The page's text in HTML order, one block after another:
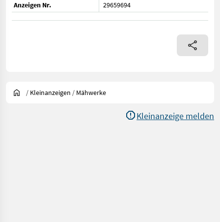
Anzeigen Nr.
29659694
/ Kleinanzeigen / Mähwerke
Kleinanzeige melden